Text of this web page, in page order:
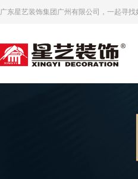
广东星艺装饰集团广州有限公司，一起寻找